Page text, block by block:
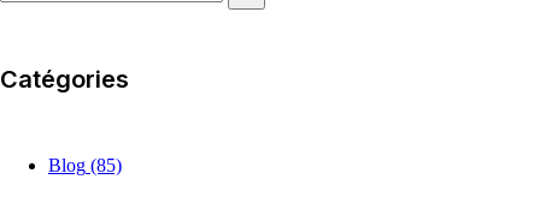
Catégories
Blog (85)